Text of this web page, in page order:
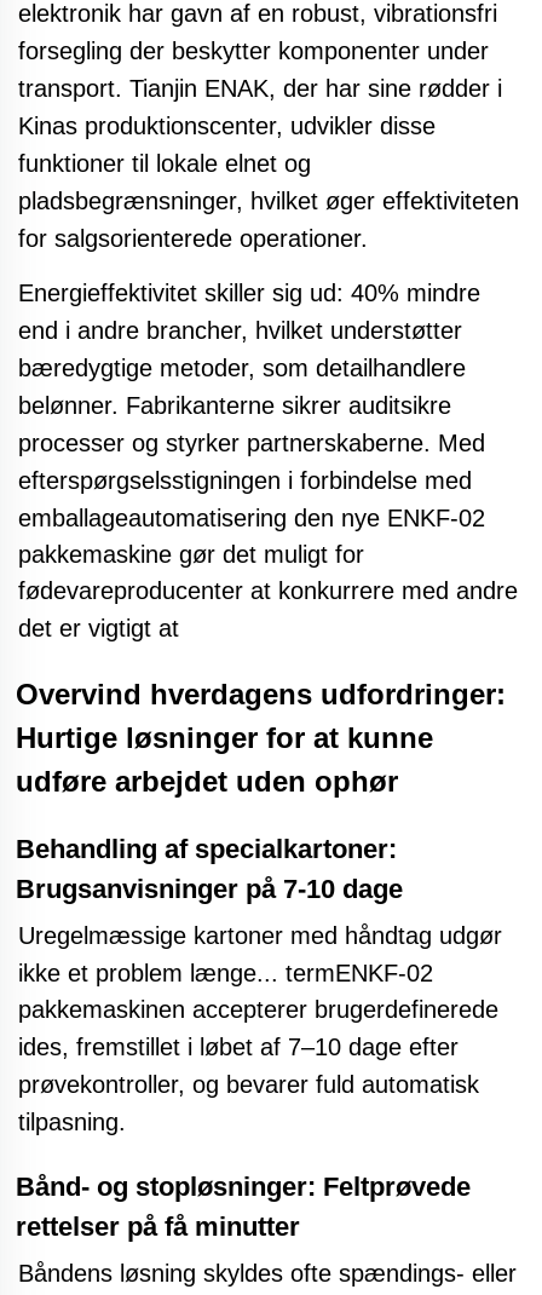
elektronik har gavn af en robust, vibrationsfri
forsegling der beskytter komponenter under
transport. Tianjin ENAK, der har sine rødder i
Kinas produktionscenter, udvikler disse
funktioner til lokale elnet og
pladsbegrænsninger, hvilket øger effektiviteten
for salgsorienterede operationer.
Energieffektivitet skiller sig ud: 40% mindre
end i andre brancher, hvilket understøtter
bæredygtige metoder, som detailhandlere
belønner. Fabrikanterne sikrer auditsikre
processer og styrker partnerskaberne. Med
efterspørgselsstigningen i forbindelse med
emballageautomatisering den nye ENKF-02
pakkemaskine gør det muligt for
fødevareproducenter at konkurrere med andre
det er vigtigt at
Overvind hverdagens udfordringer:
Hurtige løsninger for at kunne
udføre arbejdet uden ophør
Behandling af specialkartoner:
Brugsanvisninger på 7-10 dage
Uregelmæssige kartoner med håndtag udgør
ikke et problem længe... termENKF-02
pakkemaskinen accepterer brugerdefinerede
ides, fremstillet i løbet af 7–10 dage efter
prøvekontroller, og bevarer fuld automatisk
tilpasning.
Bånd- og stopløsninger: Feltprøvede
rettelser på få minutter
Båndens løsning skyldes ofte spændings- eller